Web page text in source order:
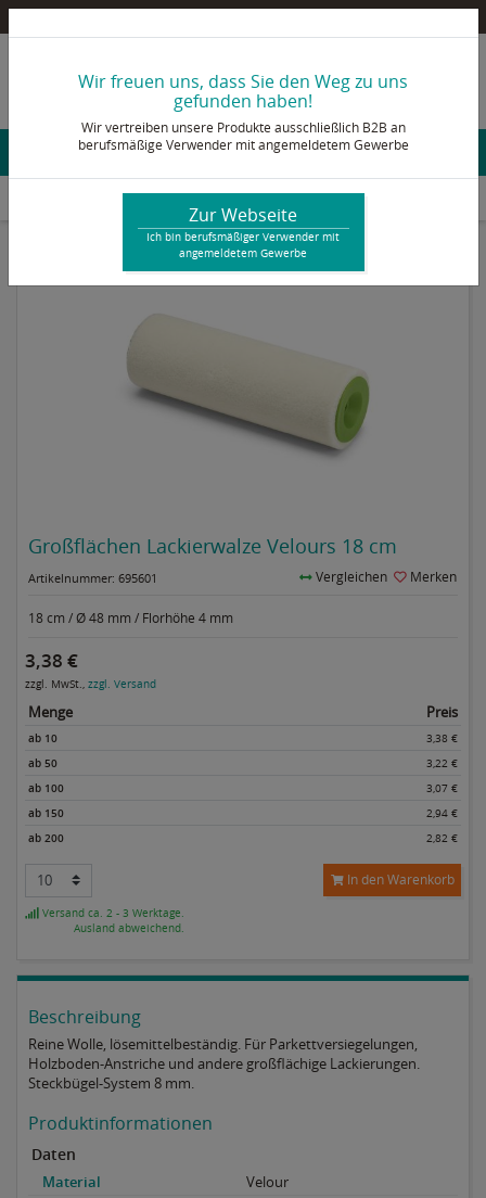
+49 2473 92 78 - 0
Konto & Login
Werkzeug & Zubehör Fellroller & Pinsel
Fellroller
Großflächen Lackierwalze Velours 18 cm
Großflächen Lackierwalze Velours 18 cm
Artikelnummer: 695601 Vergleichen Merken
18 cm / Ø 48 mm / Florhöhe 4 mm
3,38 €
zzgl. MwSt., zzgl. Versand
Menge Preis
ab 10
3,38 €
ab 50
3,22 €
ab 100
3,07 €
ab 150
2,94 €
ab 200
2,82 €
In den Warenkorb
Versand ca. 2 - 3 Werktage.
Ausland abweichend.
Beschreibung
Reine Wolle, lösemittelbeständig. Für Parkettversiegelungen,
Holzboden-Anstriche und andere großflächige Lackierungen.
Steckbügel-System 8 mm.
Produktinformationen
Daten
Material
Velour
Wir freuen uns, dass Sie den Weg zu uns
gefunden haben!
Wir vertreiben unsere Produkte ausschließlich B2B an
berufsmäßige Verwender mit angemeldetem Gewerbe
Zur Webseite
Ich bin berufsmäßiger Verwender mit
angemeldetem Gewerbe